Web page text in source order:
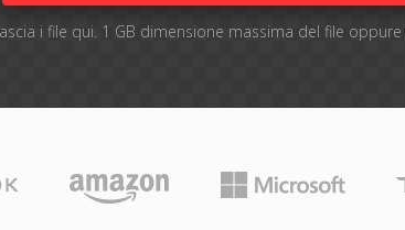
i file qui. 1 GB dimensione massima del file oppure